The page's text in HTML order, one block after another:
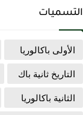
التسميات
الأولى باكالوريا
التاريخ ثانية باك
الثانية باكالوريا